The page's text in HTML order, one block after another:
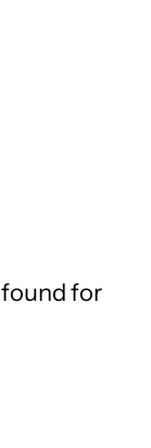
for